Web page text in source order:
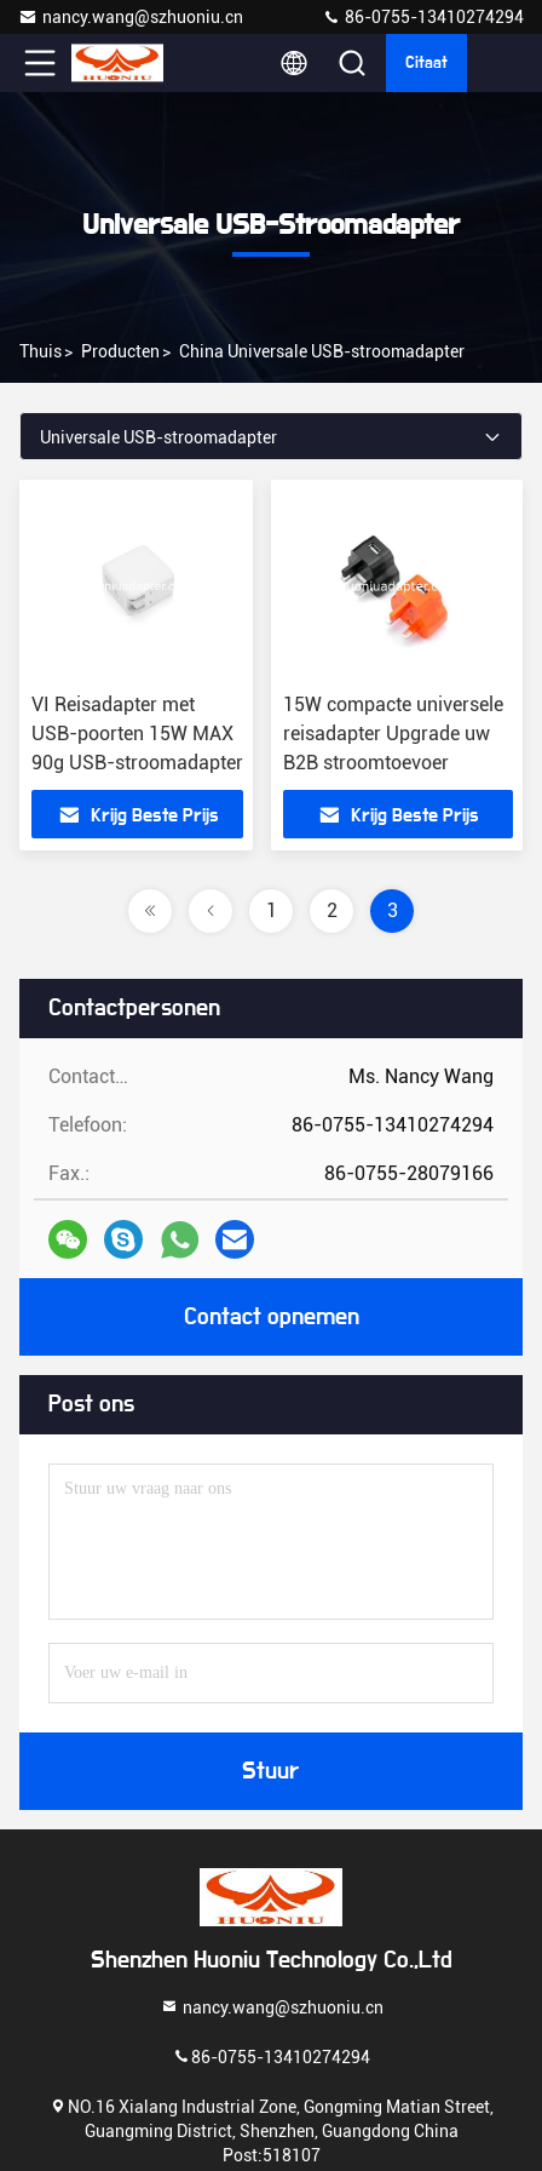
nancy.wang@szhuoniu.cn 86-0755-13410274294
Citaat
Universale USB-Stroomadapter
Thuis> Producten > China Universale USB-stroomadapter
Contactpersonen
Contactpersonen: Ms. Nancy Wang
Telefoon: 86-0755-13410274294
Fax.: 86-0755-28079166
Contact opnemen
Post ons
Stuur
Universale USB-stroomadapter
VI Reisadapter met
USB-poorten 15W MAX
90g USB-stroomadapter
Krijg Beste Prijs
15W compacte universele
reisadapter Upgrade uw
B2B stroomtoevoer
Krijg Beste Prijs
1 2 3
Shenzhen Huoniu Technology Co.,Ltd
nancy.wang@szhuoniu.cn
86-0755-13410274294
NO.16 Xialang Industrial Zone, Gongming Matian Street,
Guangming District, Shenzhen, Guangdong China
Post:518107